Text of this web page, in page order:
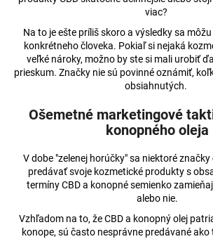
viac?
Na to je ešte príliš skoro a výsledky sa
konkrétneho človeka. Pokiaľ si nejaká
veľké nároky, možno by ste si mali urobiť
prieskum. Značky nie sú povinné oznámiť,
obsiahnutých.
Ošemetné marketingové
konopného oleja
V dobe "zelenej horúčky" sa niektoré
predávať svoje kozmetické produkty s
termíny CBD a konopné semienko
alebo nie.
Vzhľadom na to, že CBD a konopný olej
konope, sú často nesprávne predávané
d
ú
č
CBD
PRE
MALÉ